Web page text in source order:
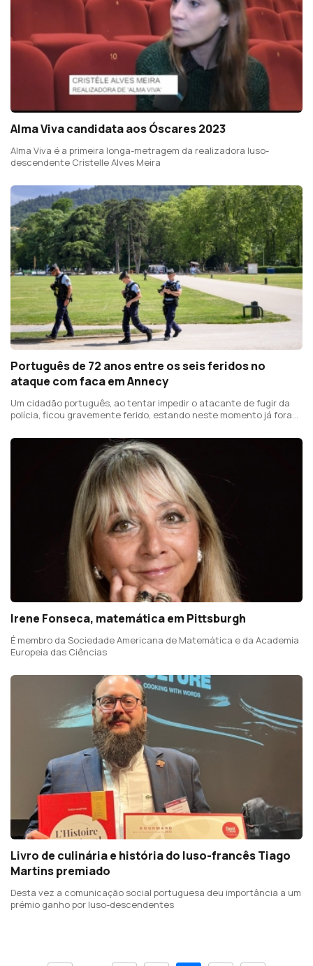
Alma Viva candidata aos Óscares 2023
Alma Viva é a primeira longa-metragem da realizadora luso-
descendente Cristelle Alves Meira
Português de 72 anos entre os seis feridos no
ataque com faca em Annecy
Um cidadão português, ao tentar impedir o atacante de fugir da
polícia, ficou gravemente ferido, estando neste momento já fora
Irene Fonseca, matemática em Pittsburgh
É membro da Sociedade Americana de Matemática e da Academia
Europeia das Ciências
Livro de culinária e história do luso-francês Tiago
Martins premiado
Desta vez a comunicação social portuguesa deu importância a um
prémio ganho por luso-descendentes